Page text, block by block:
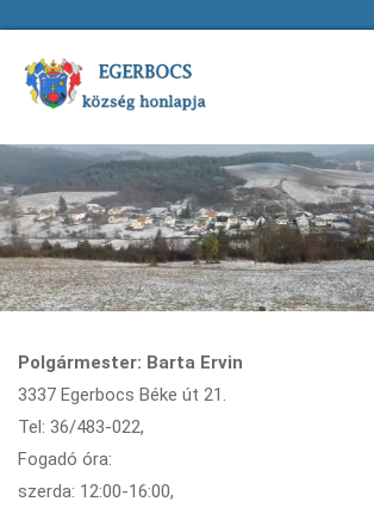
Polgármester: Barta Ervin
3337 Egerbocs Béke út 21.
Tel: 36/483-022,
Fogadó óra:
szerda: 12:00-16:00,